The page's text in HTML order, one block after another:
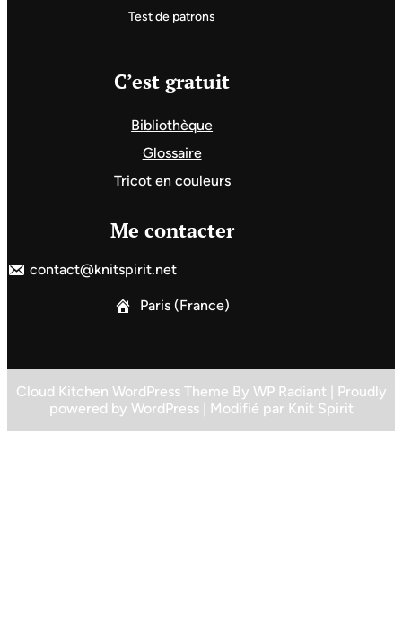
Test de patrons
C’est gratuit
Bibliothèque
Glossaire
Tricot en couleurs
Me contacter
contact@knitspirit.net
Paris (France)
Cloud Kitchen WordPress Theme By WP Radiant | Proudly
powered by WordPress| Modifié par Knit Spirit